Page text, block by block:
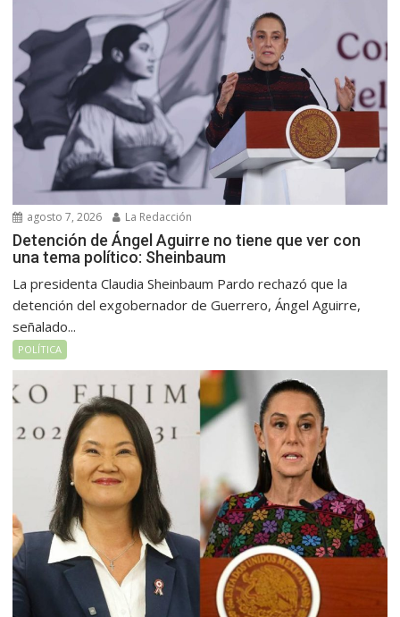
agosto 7, 2026 La Redacción
Detención de Ángel Aguirre no tiene que ver con
una tema político: Sheinbaum
La presidenta Claudia Sheinbaum Pardo rechazó que la
detención del exgobernador de Guerrero, Ángel Aguirre,
señalado...
POLÍTICA